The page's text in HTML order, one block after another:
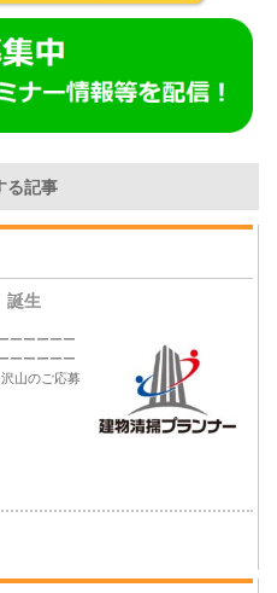
る記事
誕生
ーーーーー
ーーーーー
山のご応募